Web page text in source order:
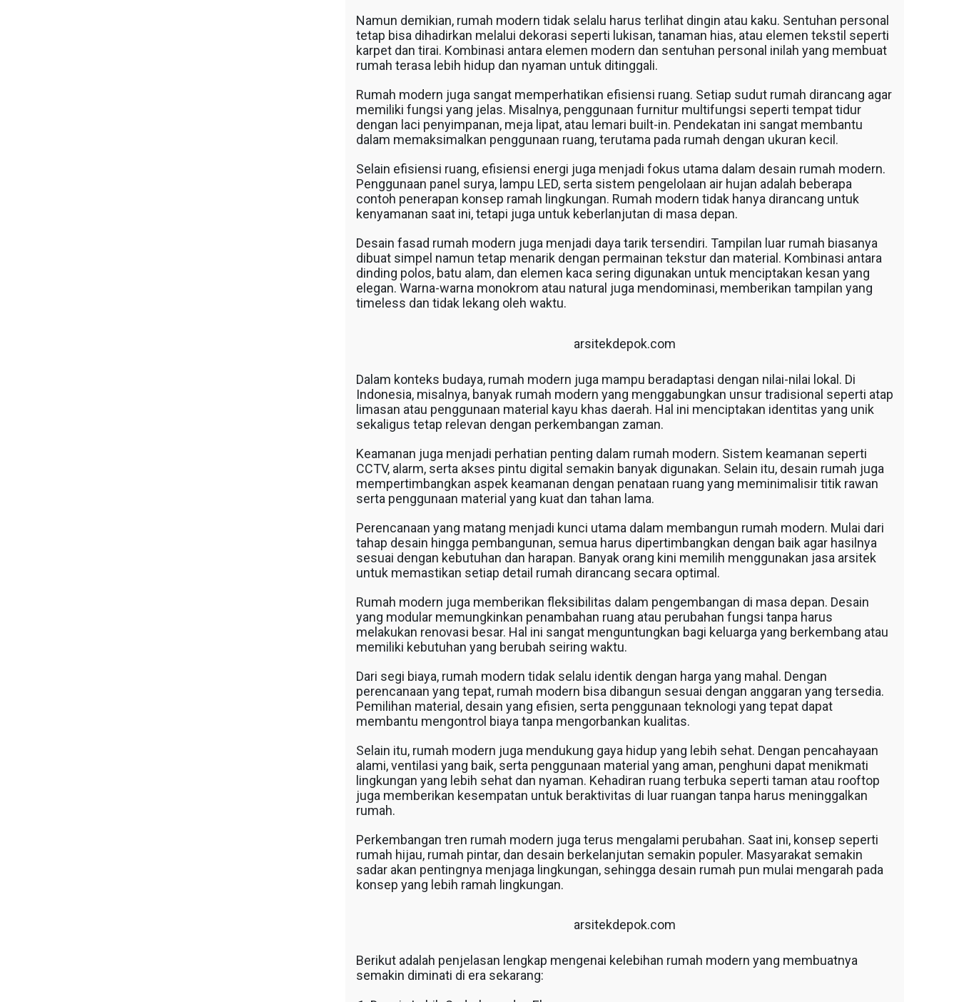
Namun demikian, rumah modern tidak selalu harus terlihat dingin atau kaku. Sentuhan personal
tetap bisa dihadirkan melalui dekorasi seperti lukisan, tanaman hias, atau elemen tekstil seperti
karpet dan tirai. Kombinasi antara elemen modern dan sentuhan personal inilah yang membuat
rumah terasa lebih hidup dan nyaman untuk ditinggali.
Rumah modern juga sangat memperhatikan efisiensi ruang. Setiap sudut rumah dirancang agar
memiliki fungsi yang jelas. Misalnya, penggunaan furnitur multifungsi seperti tempat tidur
dengan laci penyimpanan, meja lipat, atau lemari built-in. Pendekatan ini sangat membantu
dalam memaksimalkan penggunaan ruang, terutama pada rumah dengan ukuran kecil.
Selain efisiensi ruang, efisiensi energi juga menjadi fokus utama dalam desain rumah modern.
Penggunaan panel surya, lampu LED, serta sistem pengelolaan air hujan adalah beberapa
contoh penerapan konsep ramah lingkungan. Rumah modern tidak hanya dirancang untuk
kenyamanan saat ini, tetapi juga untuk keberlanjutan di masa depan.
Desain fasad rumah modern juga menjadi daya tarik tersendiri. Tampilan luar rumah biasanya
dibuat simpel namun tetap menarik dengan permainan tekstur dan material. Kombinasi antara
dinding polos, batu alam, dan elemen kaca sering digunakan untuk menciptakan kesan yang
elegan. Warna-warna monokrom atau natural juga mendominasi, memberikan tampilan yang
timeless dan tidak lekang oleh waktu.
arsitekdepok.com
Dalam konteks budaya, rumah modern juga mampu beradaptasi dengan nilai-nilai lokal. Di
Indonesia, misalnya, banyak rumah modern yang menggabungkan unsur tradisional seperti atap
limasan atau penggunaan material kayu khas daerah. Hal ini menciptakan identitas yang unik
sekaligus tetap relevan dengan perkembangan zaman.
Keamanan juga menjadi perhatian penting dalam rumah modern. Sistem keamanan seperti
CCTV, alarm, serta akses pintu digital semakin banyak digunakan. Selain itu, desain rumah juga
mempertimbangkan aspek keamanan dengan penataan ruang yang meminimalisir titik rawan
serta penggunaan material yang kuat dan tahan lama.
Perencanaan yang matang menjadi kunci utama dalam membangun rumah modern. Mulai dari
tahap desain hingga pembangunan, semua harus dipertimbangkan dengan baik agar hasilnya
sesuai dengan kebutuhan dan harapan. Banyak orang kini memilih menggunakan jasa arsitek
untuk memastikan setiap detail rumah dirancang secara optimal.
Rumah modern juga memberikan fleksibilitas dalam pengembangan di masa depan. Desain
yang modular memungkinkan penambahan ruang atau perubahan fungsi tanpa harus
melakukan renovasi besar. Hal ini sangat menguntungkan bagi keluarga yang berkembang atau
memiliki kebutuhan yang berubah seiring waktu.
Dari segi biaya, rumah modern tidak selalu identik dengan harga yang mahal. Dengan
perencanaan yang tepat, rumah modern bisa dibangun sesuai dengan anggaran yang tersedia.
Pemilihan material, desain yang efisien, serta penggunaan teknologi yang tepat dapat
membantu mengontrol biaya tanpa mengorbankan kualitas.
Selain itu, rumah modern juga mendukung gaya hidup yang lebih sehat. Dengan pencahayaan
alami, ventilasi yang baik, serta penggunaan material yang aman, penghuni dapat menikmati
lingkungan yang lebih sehat dan nyaman. Kehadiran ruang terbuka seperti taman atau rooftop
juga memberikan kesempatan untuk beraktivitas di luar ruangan tanpa harus meninggalkan
rumah.
Perkembangan tren rumah modern juga terus mengalami perubahan. Saat ini, konsep seperti
rumah hijau, rumah pintar, dan desain berkelanjutan semakin populer. Masyarakat semakin
sadar akan pentingnya menjaga lingkungan, sehingga desain rumah pun mulai mengarah pada
konsep yang lebih ramah lingkungan.
arsitekdepok.com
Berikut adalah penjelasan lengkap mengenai kelebihan rumah modern yang membuatnya
semakin diminati di era sekarang: